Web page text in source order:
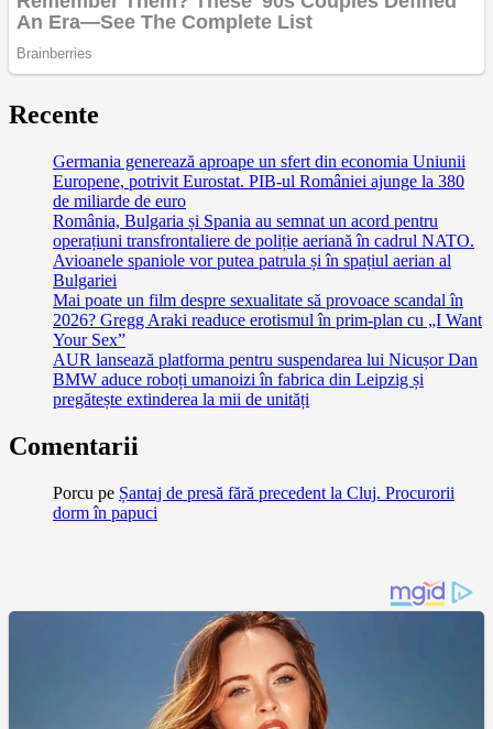
Recente
Germania generează aproape un sfert din economia Uniunii
Europene, potrivit Eurostat. PIB-ul României ajunge la 380
de miliarde de euro
România, Bulgaria și Spania au semnat un acord pentru
operațiuni transfrontaliere de poliție aeriană în cadrul NATO.
Avioanele spaniole vor putea patrula și în spațiul aerian al
Bulgariei
Mai poate un film despre sexualitate să provoace scandal în
2026? Gregg Araki readuce erotismul în prim-plan cu „I Want
Your Sex”
AUR lansează platforma pentru suspendarea lui Nicușor Dan
BMW aduce roboți umanoizi în fabrica din Leipzig și
pregătește extinderea la mii de unități
Comentarii
Porcu pe Șantaj de presă fără precedent la Cluj. Procurorii
dorm în papuci